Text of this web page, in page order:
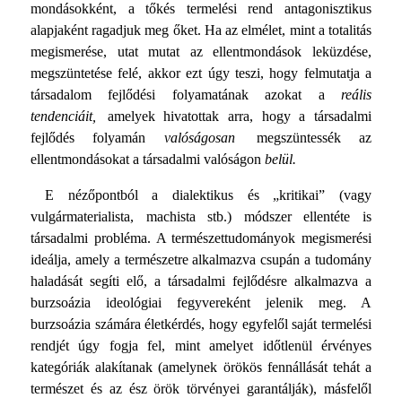
mondásokként, a tőkés termelési rend antagonisztikus
alapja­ként ragadjuk meg őket. Ha az elmélet, mint a totalitás
meg­ismerése, utat mutat az ellentmondások leküzdése,
megszünte­tése felé, akkor ezt úgy teszi, hogy felmutatja a
társadalom fejlődési folyamatának azokat areális
tendenciáit, amelyek hi­vatottak arra, hogy a társadalmi
fejlődés folyamán valóságo­san megszüntessék az
ellentmondásokat a társadalmi valósá­gon belül.
E nézőpontból a dialektikus és „kritikai” (vagy
vulgármaterialista, machista stb.) módszer ellentéte is
társadalmi prob­léma. A természettudományok megismerési
ideálja, amely a természetre alkalmazva csupán a tudomány
haladását segíti elő, a társadalmi fejlődésre alkalmazva a
burzsoázia ideoló­giai fegyvereként jelenik meg. A
burzsoázia számára életkér­dés, hogy egyfelől saját termelési
rendjét úgy fogja fel, mint amelyet időtlenül érvényes
kategóriák alakítanak (amelynek örökös fennállását tehát a
természet és az ész örök törvényei garantálják), másfelől